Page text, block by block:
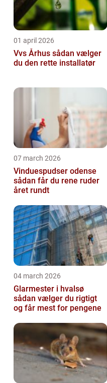
01 april 2026
Vvs Århus sådan vælger
du den rette installatør
07 march 2026
Vinduespudser odense
sådan får du rene ruder
året rundt
04 march 2026
Glarmester i hvalsø
sådan vælger du rigtigt
og får mest for pengene